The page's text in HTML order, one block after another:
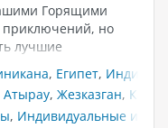
Горящими
но
лучшие
На нашем
туры по
Мы предлагаем
, Египет, Индия
Атырау, Жезказган,
, Индивидуальные и VIP